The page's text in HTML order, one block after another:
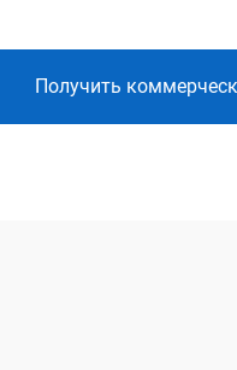
Получить